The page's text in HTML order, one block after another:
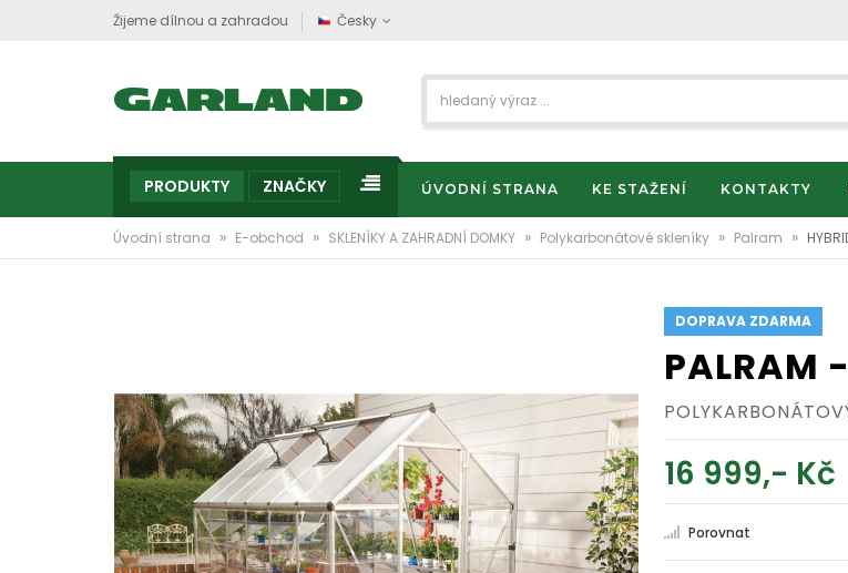
Žijeme dílnou a zahradou Česky
PRODUKTY ZNAČKY ÚVODNÍ STRANA KE STAŽENÍ KONTAKTY
Úvodní strana » E-obchod » SKLENÍKY A ZAHRADNÍ DOMKY » Polykarbonátové skleníky » Palram »
DOPRAVA ZDARMA
PALRAM
16 999,- Kč
Porovnat